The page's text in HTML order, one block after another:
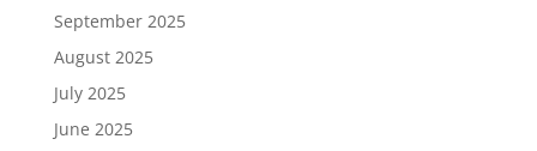
September 2025
August 2025
July 2025
June 2025